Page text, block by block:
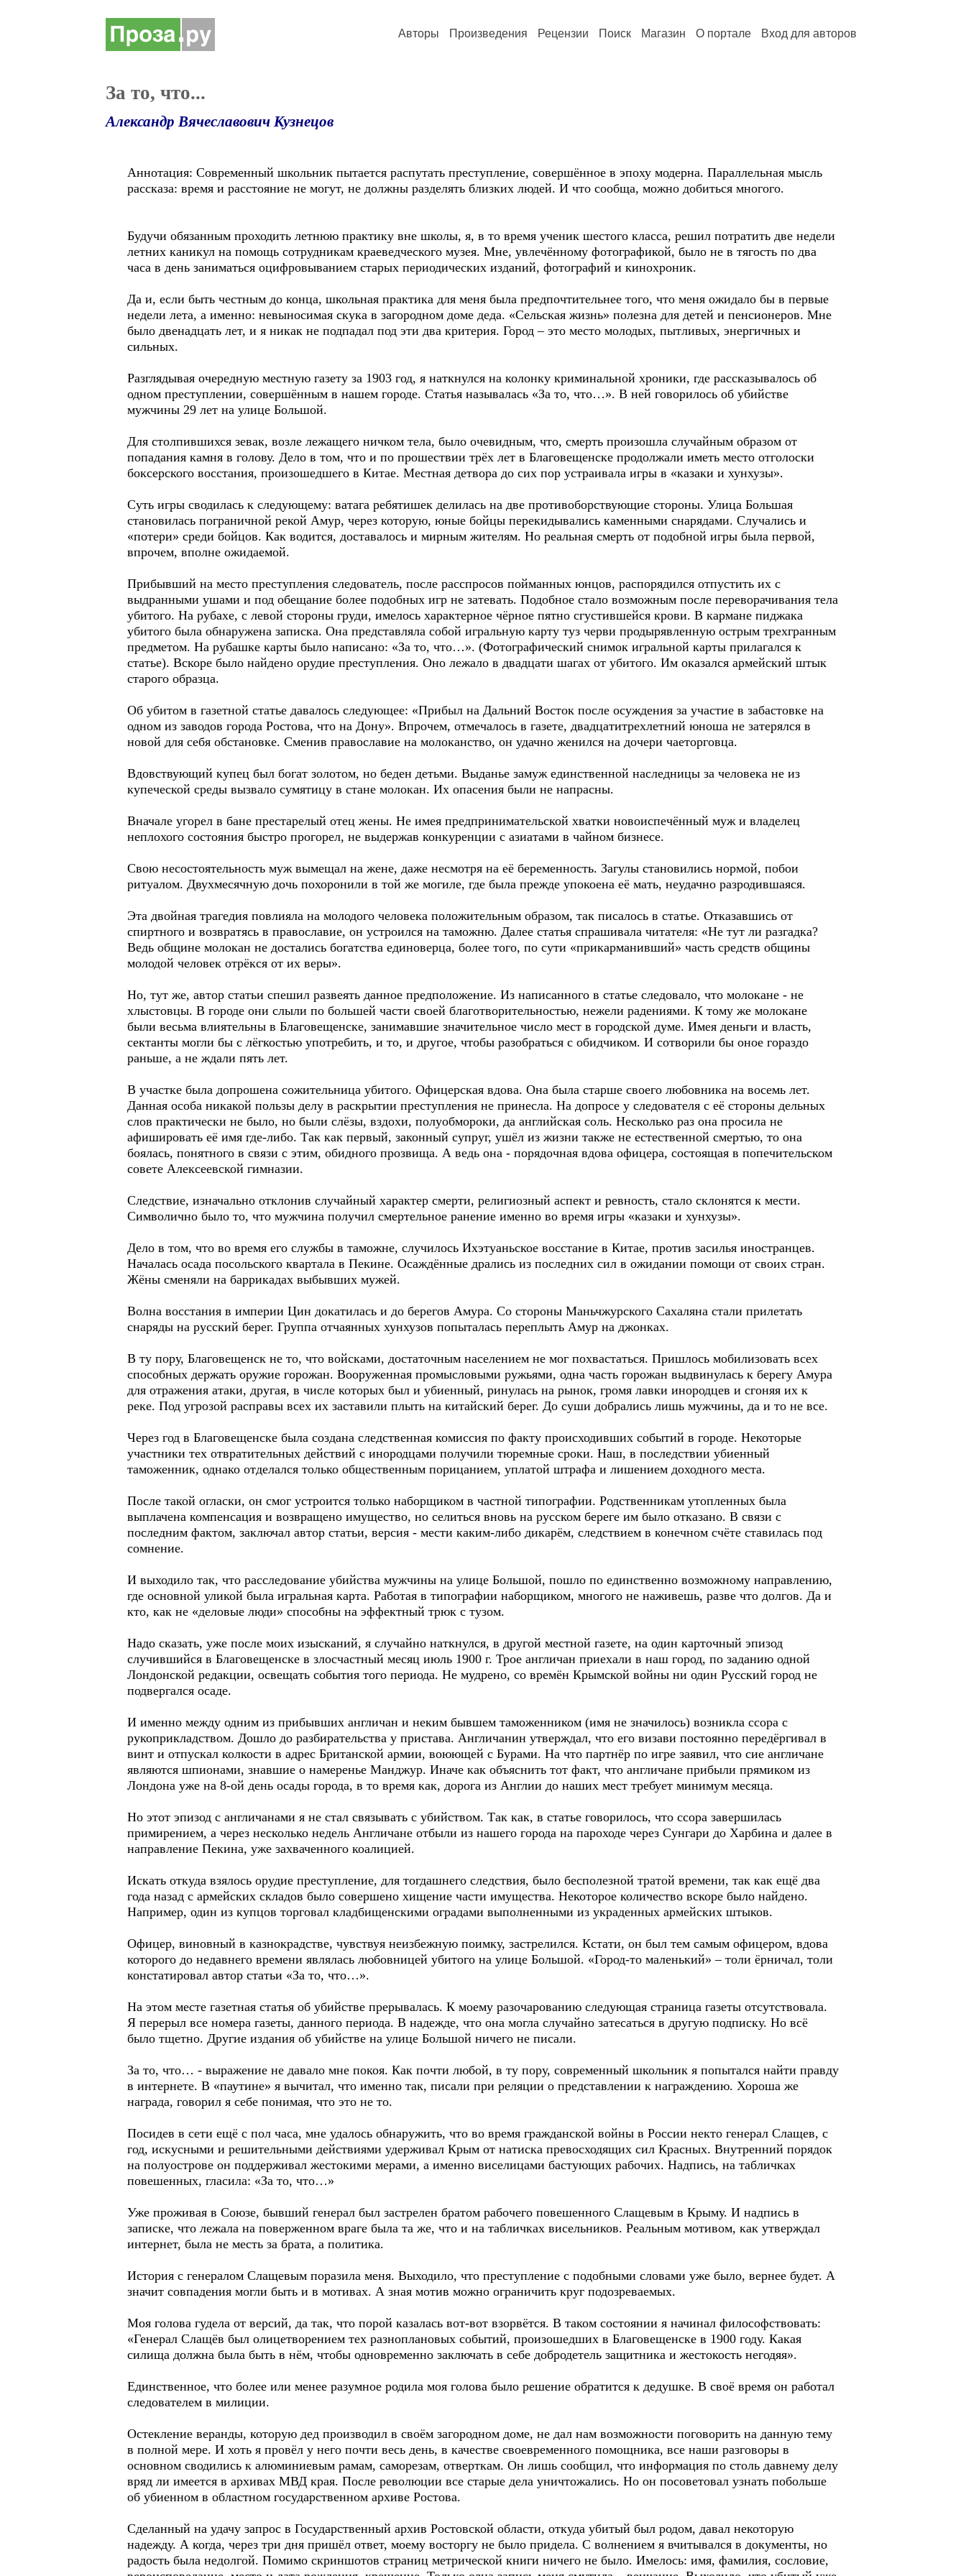
Авторы Произведения Рецензии Поиск Магазин О портале Вход для авторов
За то, что...
Александр Вячеславович Кузнецов
Аннотация: Современный школьник пытается распутать преступление, совершённое в эпоху модерна. Параллельная мысль
рассказа: время и расстояние не могут, не должны разделять близких людей. И что сообща, можно добиться многого.
Будучи обязанным проходить летнюю практику вне школы, я, в то время ученик шестого класса, решил потратить две недели
летних каникул на помощь сотрудникам краеведческого музея. Мне, увлечённому фотографикой, было не в тягость по два
часа в день заниматься оцифровыванием старых периодических изданий, фотографий и кинохроник.
Да и, если быть честным до конца, школьная практика для меня была предпочтительнее того, что меня ожидало бы в первые
недели лета, а именно: невыносимая скука в загородном доме деда. «Сельская жизнь» полезна для детей и пенсионеров. Мне
было двенадцать лет, и я никак не подпадал под эти два критерия. Город – это место молодых, пытливых, энергичных и
сильных.
Разглядывая очередную местную газету за 1903 год, я наткнулся на колонку криминальной хроники, где рассказывалось об
одном преступлении, совершённым в нашем городе. Статья называлась «За то, что…». В ней говорилось об убийстве
мужчины 29 лет на улице Большой.
Для столпившихся зевак, возле лежащего ничком тела, было очевидным, что, смерть произошла случайным образом от
попадания камня в голову. Дело в том, что и по прошествии трёх лет в Благовещенске продолжали иметь место отголоски
боксерского восстания, произошедшего в Китае. Местная детвора до сих пор устраивала игры в «казаки и хунхузы».
Суть игры сводилась к следующему: ватага ребятишек делилась на две противоборствующие стороны. Улица Большая
становилась пограничной рекой Амур, через которую, юные бойцы перекидывались каменными снарядами. Случались и
«потери» среди бойцов. Как водится, доставалось и мирным жителям. Но реальная смерть от подобной игры была первой,
впрочем, вполне ожидаемой.
Прибывший на место преступления следователь, после расспросов пойманных юнцов, распорядился отпустить их с
выдранными ушами и под обещание более подобных игр не затевать. Подобное стало возможным после переворачивания тела
убитого. На рубахе, с левой стороны груди, имелось характерное чёрное пятно сгустившейся крови. В кармане пиджака
убитого была обнаружена записка. Она представляла собой игральную карту туз черви продырявленную острым трехгранным
предметом. На рубашке карты было написано: «За то, что…». (Фотографический снимок игральной карты прилагался к
статье). Вскоре было найдено орудие преступления. Оно лежало в двадцати шагах от убитого. Им оказался армейский штык
старого образца.
Об убитом в газетной статье давалось следующее: «Прибыл на Дальний Восток после осуждения за участие в забастовке на
одном из заводов города Ростова, что на Дону». Впрочем, отмечалось в газете, двадцатитрехлетний юноша не затерялся в
новой для себя обстановке. Сменив православие на молоканство, он удачно женился на дочери чаеторговца.
Вдовствующий купец был богат золотом, но беден детьми. Выданье замуж единственной наследницы за человека не из
купеческой среды вызвало сумятицу в стане молокан. Их опасения были не напрасны.
Вначале угорел в бане престарелый отец жены. Не имея предпринимательской хватки новоиспечённый муж и владелец
неплохого состояния быстро прогорел, не выдержав конкуренции с азиатами в чайном бизнесе.
Свою несостоятельность муж вымещал на жене, даже несмотря на её беременность. Загулы становились нормой, побои
ритуалом. Двухмесячную дочь похоронили в той же могиле, где была прежде упокоена её мать, неудачно разродившаяся.
Эта двойная трагедия повлияла на молодого человека положительным образом, так писалось в статье. Отказавшись от
спиртного и возвратясь в православие, он устроился на таможню. Далее статья спрашивала читателя: «Не тут ли разгадка?
Ведь общине молокан не достались богатства единоверца, более того, по сути «прикарманивший» часть средств общины
молодой человек отрёкся от их веры».
Но, тут же, автор статьи спешил развеять данное предположение. Из написанного в статье следовало, что молокане - не
хлыстовцы. В городе они слыли по большей части своей благотворительностью, нежели радениями. К тому же молокане
были весьма влиятельны в Благовещенске, занимавшие значительное число мест в городской думе. Имея деньги и власть,
сектанты могли бы с лёгкостью употребить, и то, и другое, чтобы разобраться с обидчиком. И сотворили бы оное гораздо
раньше, а не ждали пять лет.
В участке была допрошена сожительница убитого. Офицерская вдова. Она была старше своего любовника на восемь лет.
Данная особа никакой пользы делу в раскрытии преступления не принесла. На допросе у следователя с её стороны дельных
слов практически не было, но были слёзы, вздохи, полуобмороки, да английская соль. Несколько раз она просила не
афишировать её имя где-либо. Так как первый, законный супруг, ушёл из жизни также не естественной смертью, то она
боялась, понятного в связи с этим, обидного прозвища. А ведь она - порядочная вдова офицера, состоящая в попечительском
совете Алексеевской гимназии.
Следствие, изначально отклонив случайный характер смерти, религиозный аспект и ревность, стало склонятся к мести.
Символично было то, что мужчина получил смертельное ранение именно во время игры «казаки и хунхузы».
Дело в том, что во время его службы в таможне, случилось Ихэтуаньское восстание в Китае, против засилья иностранцев.
Началась осада посольского квартала в Пекине. Осаждённые дрались из последних сил в ожидании помощи от своих стран.
Жёны сменяли на баррикадах выбывших мужей.
Волна восстания в империи Цин докатилась и до берегов Амура. Со стороны Маньчжурского Сахаляна стали прилетать
снаряды на русский берег. Группа отчаянных хунхузов попыталась переплыть Амур на джонках.
В ту пору, Благовещенск не то, что войсками, достаточным населением не мог похвастаться. Пришлось мобилизовать всех
способных держать оружие горожан. Вооруженная промысловыми ружьями, одна часть горожан выдвинулась к берегу Амура
для отражения атаки, другая, в числе которых был и убиенный, ринулась на рынок, громя лавки инородцев и сгоняя их к
реке. Под угрозой расправы всех их заставили плыть на китайский берег. До суши добрались лишь мужчины, да и то не все.
Через год в Благовещенске была создана следственная комиссия по факту происходивших событий в городе. Некоторые
участники тех отвратительных действий с инородцами получили тюремные сроки. Наш, в последствии убиенный
таможенник, однако отделался только общественным порицанием, уплатой штрафа и лишением доходного места.
После такой огласки, он смог устроится только наборщиком в частной типографии. Родственникам утопленных была
выплачена компенсация и возвращено имущество, но селиться вновь на русском береге им было отказано. В связи с
последним фактом, заключал автор статьи, версия - мести каким-либо дикарём, следствием в конечном счёте ставилась под
сомнение.
И выходило так, что расследование убийства мужчины на улице Большой, пошло по единственно возможному направлению,
где основной уликой была игральная карта. Работая в типографии наборщиком, многого не наживешь, разве что долгов. Да и
кто, как не «деловые люди» способны на эффектный трюк с тузом.
Надо сказать, уже после моих изысканий, я случайно наткнулся, в другой местной газете, на один карточный эпизод
случившийся в Благовещенске в злосчастный месяц июль 1900 г. Трое англичан приехали в наш город, по заданию одной
Лондонской редакции, освещать события того периода. Не мудрено, со времён Крымской войны ни один Русский город не
подвергался осаде.
И именно между одним из прибывших англичан и неким бывшем таможенником (имя не значилось) возникла ссора с
рукоприкладством. Дошло до разбирательства у пристава. Англичанин утверждал, что его визави постоянно передёргивал в
винт и отпускал колкости в адрес Британской армии, воюющей с Бурами. На что партнёр по игре заявил, что сие англичане
являются шпионами, знавшие о намеренье Манджур. Иначе как объяснить тот факт, что англичане прибыли прямиком из
Лондона уже на 8-ой день осады города, в то время как, дорога из Англии до наших мест требует минимум месяца.
Но этот эпизод с англичанами я не стал связывать с убийством. Так как, в статье говорилось, что ссора завершилась
примирением, а через несколько недель Англичане отбыли из нашего города на пароходе через Сунгари до Харбина и далее в
направление Пекина, уже захваченного коалицией.
Искать откуда взялось орудие преступление, для тогдашнего следствия, было бесполезной тратой времени, так как ещё два
года назад с армейских складов было совершено хищение части имущества. Некоторое количество вскоре было найдено.
Например, один из купцов торговал кладбищенскими оградами выполненными из украденных армейских штыков.
Офицер, виновный в казнокрадстве, чувствуя неизбежную поимку, застрелился. Кстати, он был тем самым офицером, вдова
которого до недавнего времени являлась любовницей убитого на улице Большой. «Город-то маленький» – толи ёрничал, толи
констатировал автор статьи «За то, что…».
На этом месте газетная статья об убийстве прерывалась. К моему разочарованию следующая страница газеты отсутствовала.
Я перерыл все номера газеты, данного периода. В надежде, что она могла случайно затесаться в другую подписку. Но всё
было тщетно. Другие издания об убийстве на улице Большой ничего не писали.
За то, что… - выражение не давало мне покоя. Как почти любой, в ту пору, современный школьник я попытался найти правду
в интернете. В «паутине» я вычитал, что именно так, писали при реляции о представлении к награждению. Хороша же
награда, говорил я себе понимая, что это не то.
Посидев в сети ещё с пол часа, мне удалось обнаружить, что во время гражданской войны в России некто генерал Слащев, с
год, искусными и решительными действиями удерживал Крым от натиска превосходящих сил Красных. Внутренний порядок
на полуострове он поддерживал жестокими мерами, а именно виселицами бастующих рабочих. Надпись, на табличках
повешенных, гласила: «За то, что…»
Уже проживая в Союзе, бывший генерал был застрелен братом рабочего повешенного Слащевым в Крыму. И надпись в
записке, что лежала на поверженном враге была та же, что и на табличках висельников. Реальным мотивом, как утверждал
интернет, была не месть за брата, а политика.
История с генералом Слащевым поразила меня. Выходило, что преступление с подобными словами уже было, вернее будет. А
значит совпадения могли быть и в мотивах. А зная мотив можно ограничить круг подозреваемых.
Моя голова гудела от версий, да так, что порой казалась вот-вот взорвётся. В таком состоянии я начинал философствовать:
«Генерал Слащёв был олицетворением тех разноплановых событий, произошедших в Благовещенске в 1900 году. Какая
силища должна была быть в нём, чтобы одновременно заключать в себе добродетель защитника и жестокость негодяя».
Единственное, что более или менее разумное родила моя голова было решение обратится к дедушке. В своё время он работал
следователем в милиции.
Остекление веранды, которую дед производил в своём загородном доме, не дал нам возможности поговорить на данную тему
в полной мере. И хоть я провёл у него почти весь день, в качестве своевременного помощника, все наши разговоры в
основном сводились к алюминиевым рамам, саморезам, отверткам. Он лишь сообщил, что информация по столь давнему делу
вряд ли имеется в архивах МВД края. После революции все старые дела уничтожались. Но он посоветовал узнать побольше
об убиенном в областном государственном архиве Ростова.
Сделанный на удачу запрос в Государственный архив Ростовской области, откуда убитый был родом, давал некоторую
надежду. А когда, через три дня пришёл ответ, моему восторгу не было придела. С волнением я вчитывался в документы, но
радость была недолгой. Помимо скриншотов страниц метрической книги ничего не было. Имелось: имя, фамилия, сословие,